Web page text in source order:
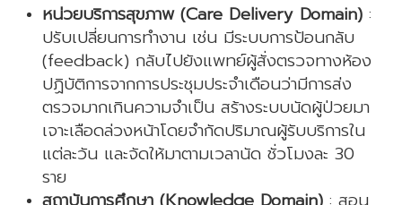
หน่วยบริการสุขภาพ (Care Delivery Domain) :
ปรับเปลี่ยนการทำงาน เช่น มีระบบการป้อนกลับ
(feedback) กลับไปยังแพทย์ผู้สั่งตรวจทางห้อง
ปฏิบัติการจากการประชุมประจำเดือนว่ามีการส่ง
ตรวจมากเกินความจำเป็น สร้างระบบนัดผู้ป่วยมา
เจาะเลือดล่วงหน้าโดยจำกัดปริมาณผู้รับบริการใน
แต่ละวัน และจัดให้มาตามเวลานัด ชั่วโมงละ 30
ราย